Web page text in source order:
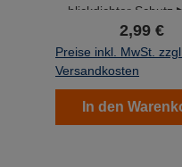
blickdichter Schutz
bestellen!
2,99 €
Preise inkl. MwSt. zzgl.
Versandkosten
In den